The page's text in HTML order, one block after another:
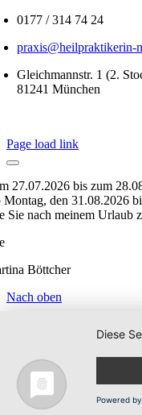
0177 / 314 74 24
praxis@heilpraktikerin-
Gleichmannstr. 1 (2.
81241 München
Page load link
27.07.2026 bis zum
den 31.08.2026
Sie nach meinem Urlaub
Böttcher
Nach oben
Diese
Powered by